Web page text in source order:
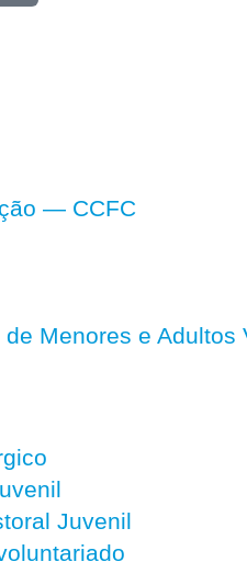
— CCFC
Menores e
Juvenil